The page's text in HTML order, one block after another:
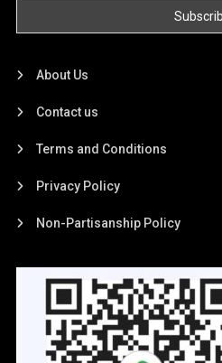
About Us
Contact us
Terms and Conditions
Privacy Policy
Non-Partisanship Policy